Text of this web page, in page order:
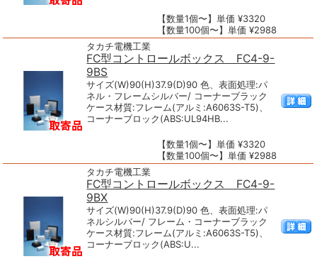
【数量1個〜】単価 ¥3320
【数量100個〜】単価 ¥2988
タカチ電機工業
FC型コントロールボックス FC4-9-
9BS
サイズ(W)90(H)37.9(D)90 色、表面処理:パ
ネル・フレームシルバー/ コーナーブラック
ケース材質:フレーム(アルミ:A6063S-T5)、
コーナーブロック(ABS:UL94HB...
【数量1個〜】単価 ¥3320
【数量100個〜】単価 ¥2988
タカチ電機工業
FC型コントロールボックス FC4-9-
9BX
サイズ(W)90(H)37.9(D)90 色、表面処理:パ
ネルシルバー/ フレーム・コーナーブラック
ケース材質:フレーム(アルミ:A6063S-T5)、
コーナーブロック(ABS:U...